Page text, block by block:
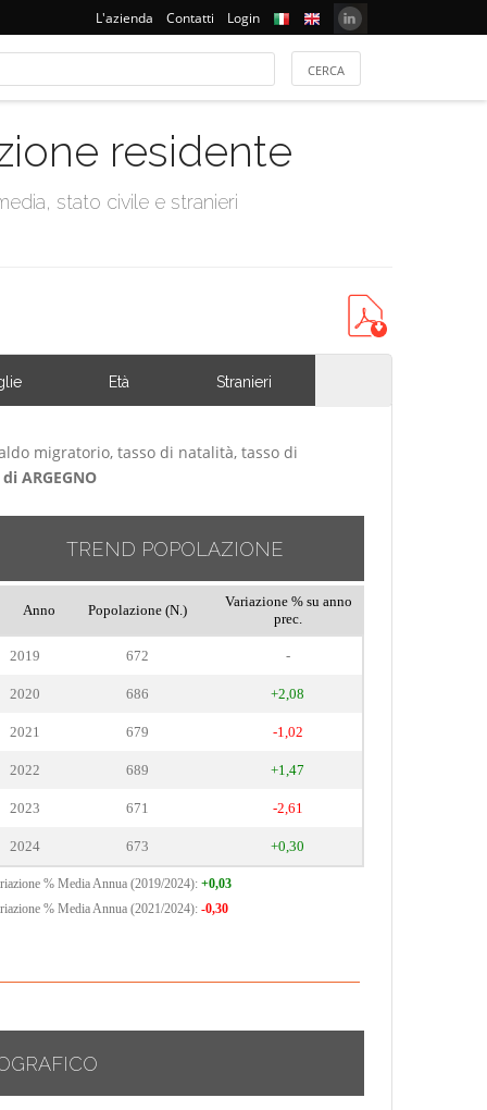
L'azienda Contatti Login
residente
stato civile e stranieri
Età Stranieri
migratorio, tasso di natalità, tasso di
ARGEGNO
TREND POPOLAZIONE
Anno Popolazione (N.)
Variazione % su anno
prec.
2019 672 -
2020 686 +2,08
2021 679 -1,02
2022 689 +1,47
2023 671 -2,61
2024 673 +0,30
% Media Annua (2019/2024): +0,03
% Media Annua (2021/2024): -0,30